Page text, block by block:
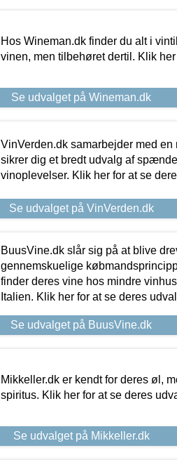
Hos Wineman.dk finder du alt i
vinen, men tilbehøret dertil. Klik
Se udvalget på Wineman.dk
VinVerden.dk samarbejder med
sikrer dig et bredt udvalg af
vinoplevelser. Klik her for at se
Se udvalget på VinVerden.dk
BuusVine.dk slår sig på at blive
gennemskuelige
finder deres vine hos mindre
Italien. Klik her for at se deres
Se udvalget på BuusVine.dk
Mikkeller.dk er kendt for deres øl,
spiritus. Klik her for at se deres
Se udvalget på Mikkeller.dk